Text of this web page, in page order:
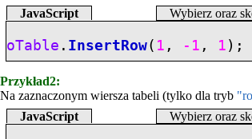
JavaScript
Wybierz oraz
oTable . InsertRow( 1 , -1 , 1 );
Przykład2:
Na zaznaczonym wiersza tabeli (tylko dla tryb
JavaScript
Wybierz oraz